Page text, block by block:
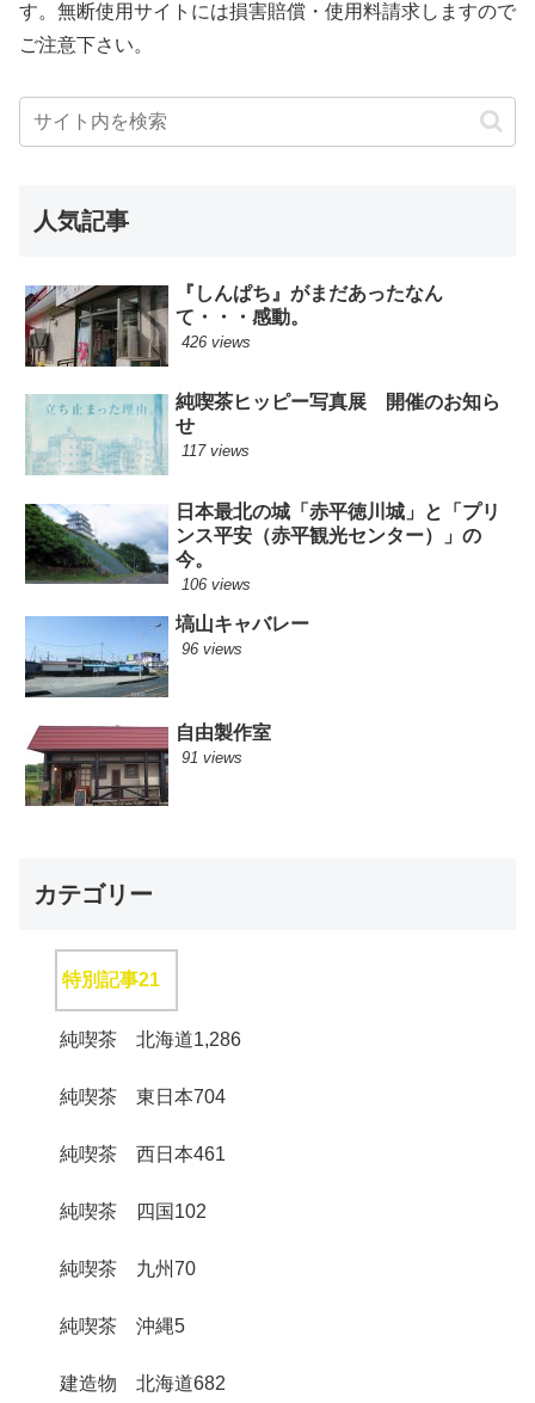
す。無断使用サイトには損害賠償・使用料請求しますので
ご注意下さい。
人気記事
『しんぱち』がまだあったなん
て・・・感動。
426 views
純喫茶ヒッピー写真展 開催のお知ら
せ
117 views
日本最北の城「赤平徳川城」と「プリ
ンス平安（赤平観光センター）」の
今。
106 views
塙山キャバレー
96 views
自由製作室
91 views
カテゴリー
特別記事21
純喫茶 北海道1,286
純喫茶 東日本704
純喫茶 西日本461
純喫茶 四国 102
純喫茶 九州70
純喫茶 沖縄5
建造物 北海道682